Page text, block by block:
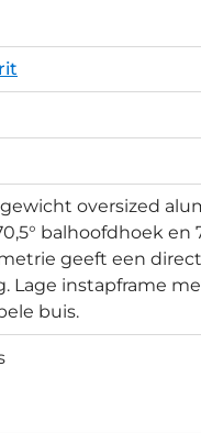
met 3
oversized
balhoofdhoek en
geeft een direct
Lage instapframe
buis.